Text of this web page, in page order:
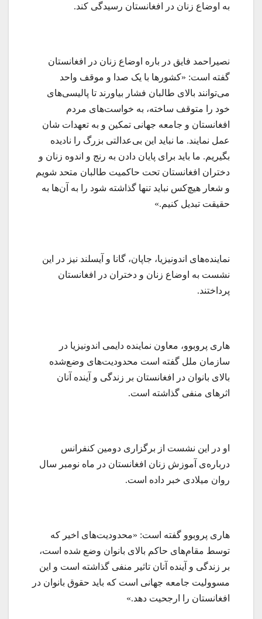
به اوضاع زنان در افغانستان رسیدگی کند.
نصیراحمد فایق در باره اوضاع زنان در افغانستان
گفته است: «کشورها با یک صدا و موقف واحد
می‌توانند بالای طالبان فشار بیاورند تا پالیسی‌های
خود را متوقف ساخته، به خواست‌های مردم
افغانستان و جامعه جهانی تمکین و به تعهدات شان
عمل نمایند. ما نباید این بی‌عدالتی بزرگ را نادیده
بگیریم. ما باید برای پایان دادن به رنج و اندوه زنان و
دختران افغانستان تحت حاکمیت طالبان متحد شویم
و شعار هیچ‌کس نباید تنها گذاشته شود را به آن‌ها به
حقیقت تبدیل کنیم.»
نماینده‌های اندونیزیا، جاپان، گانا و آیسلند نیز در این
نشست به اوضاع زنان و دختران در افغانستان
پرداختند.
هاری پروبوو، معاون نماینده دایمی اندونیزیا در
سازمان ملل گفته است محدودیت‌های وضع‌شده
بالای بانوان در افغانستان بر زندگی و آینده آنان
اثرهای منفی گذاشته است.
او در این نشست از برگزاری دومین کنفرانس
درباره‌ی آموزش زنان افغانستان در ماه نومبر سال
روان میلادی خبر داده است.
هاری پروبوو گفته است: «محدودیت‌های اخیر که
توسط مقام‌های حاکم بالای بانوان وضع شده است،
بر زندگی و آینده آنان تاثیر منفی گذاشته است و این
مسوولیت جامعه جهانی است که باید حقوق بانوان در
افغانستان را ارجحیت دهد.»